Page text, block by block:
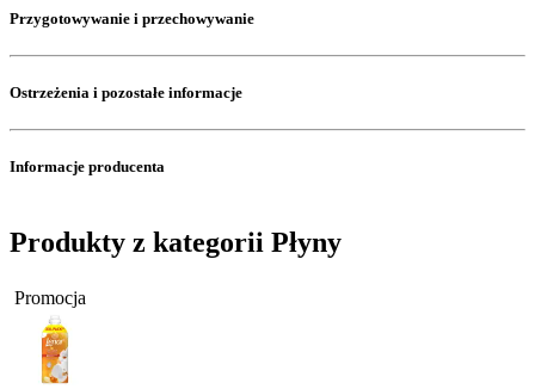
Przygotowywanie i przechowywanie
Ostrzeżenia i pozostałe informacje
Informacje producenta
Produkty z kategorii Płyny
Promocja